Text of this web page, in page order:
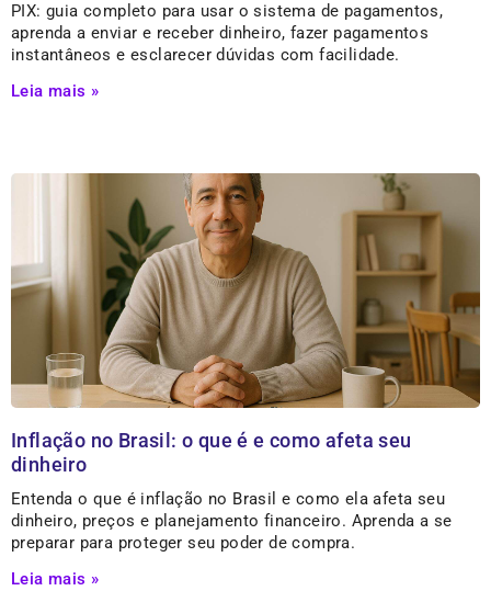
PIX: guia completo para usar o sistema de pagamentos,
aprenda a enviar e receber dinheiro, fazer pagamentos
instantâneos e esclarecer dúvidas com facilidade.
Leia mais »
Inflação no Brasil: o que é e como afeta seu
dinheiro
Entenda o que é inflação no Brasil e como ela afeta seu
dinheiro, preços e planejamento financeiro. Aprenda a se
preparar para proteger seu poder de compra.
Leia mais »